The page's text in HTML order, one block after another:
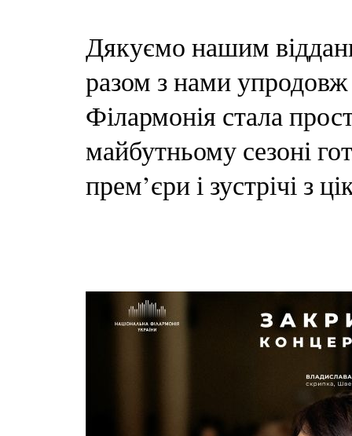
Дякуємо нашим
разом з нами
Філармонія стала
майбутньому сезоні
прем’єри і зустрічі з